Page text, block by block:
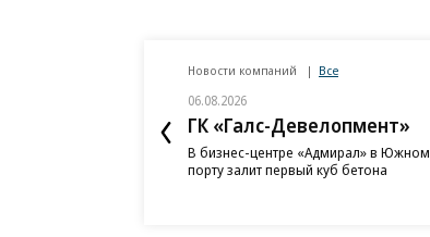
Новости компаний Все
06.08.2026
ГК «Галс-Девелопмент»
В бизнес-центре «Адмирал» в Южном
порту залит первый куб бетона